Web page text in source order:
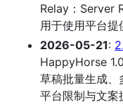
Relay：Server
用于使用平台
2026-05-21:
HappyHorse
草稿批量生成
平台限制与文案